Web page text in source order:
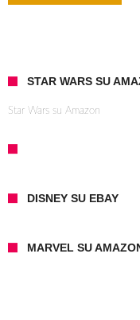
STAR WARS SU
Star Wars su Amazon
DISNEY SU EBAY
MARVEL SU